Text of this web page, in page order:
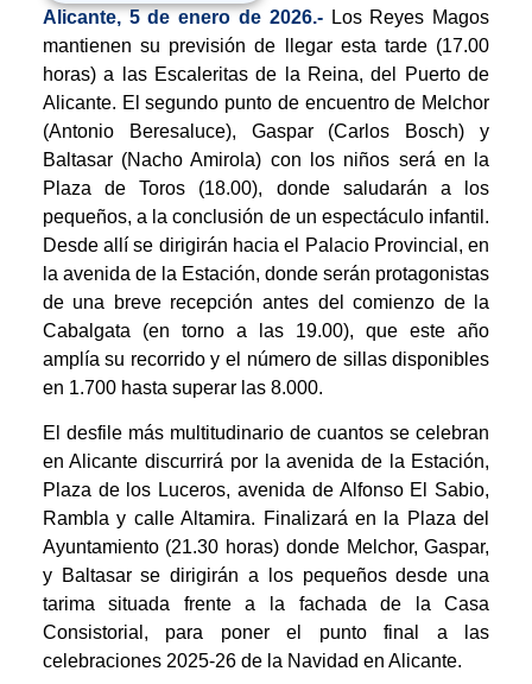
Alicante, 5 de enero de 2026.-Los Reyes Magos
mantienen su previsión de llegar esta tarde (17.00
horas) a las Escaleritas de la Reina, del Puerto de
Alicante. El segundo punto de encuentro de Melchor
(Antonio Beresaluce), Gaspar (Carlos Bosch) y
Baltasar (Nacho Amirola) con los niños será en la
Plaza de Toros (18.00), donde saludarán a los
pequeños, a la conclusión de un espectáculo infantil.
Desde allí se dirigirán hacia el Palacio Provincial, en
la avenida de la Estación, donde serán protagonistas
de una breve recepción antes del comienzo de la
Cabalgata (en torno a las 19.00), que este año
amplía su recorrido y el número de sillas disponibles
en 1.700 hasta superar las 8.000.
El desfile más multitudinario de cuantos se celebran
en Alicante discurrirá por la avenida de la Estación,
Plaza de los Luceros, avenida de Alfonso El Sabio,
Rambla y calle Altamira. Finalizará en la Plaza del
Ayuntamiento (21.30 horas) donde Melchor, Gaspar,
y Baltasar se dirigirán a los pequeños desde una
tarima situada frente a la fachada de la Casa
Consistorial, para poner el punto final a las
celebraciones 2025-26 de la Navidad en Alicante.